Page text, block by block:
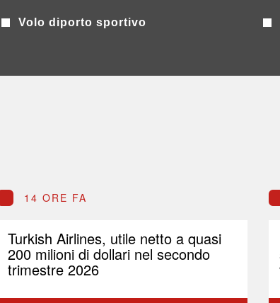
Volo diporto sportivo
14 ORE FA
Turkish Airlines, utile netto a quasi
200 milioni di dollari nel secondo
trimestre 2026